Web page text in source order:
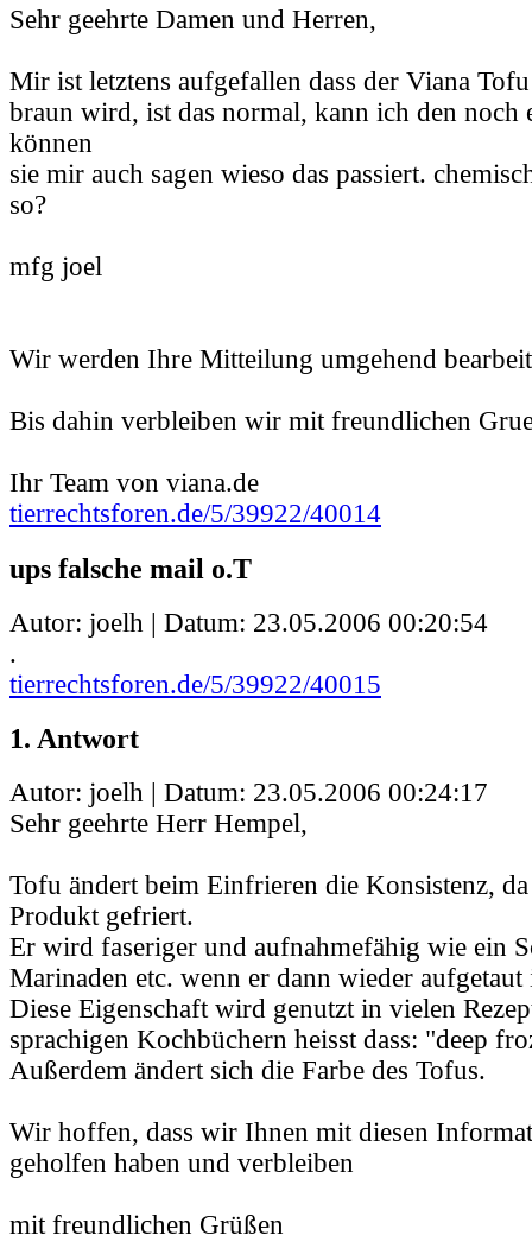
Sehr geehrte Damen und Herren,
Mir ist letztens aufgefallen dass der Viana
braun wird, ist das normal, kann ich den noch
können
sie mir auch sagen wieso das passiert.
so?
mfg joel
Wir werden Ihre Mitteilung umgehend
Bis dahin verbleiben wir mit freundlichen
Ihr Team von viana.de
tierrechtsforen.de/5/39922/40014
ups falsche mail o.T
Autor: joelh | Datum: 23.05.2006 00:20:54
.
tierrechtsforen.de/5/39922/40015
1. Antwort
Autor: joelh | Datum: 23.05.2006 00:24:17
Sehr geehrte Herr Hempel,
Tofu ändert beim Einfrieren die Konsistenz, da
Produkt gefriert.
Er wird faseriger und aufnahmefähig wie ein
Marinaden etc. wenn er dann wieder aufgetaut
Diese Eigenschaft wird genutzt in vielen
sprachigen Kochbüchern heisst dass: "deep
Außerdem ändert sich die Farbe des Tofus.
Wir hoffen, dass wir Ihnen mit diesen
geholfen haben und verbleiben
mit freundlichen Grüßen